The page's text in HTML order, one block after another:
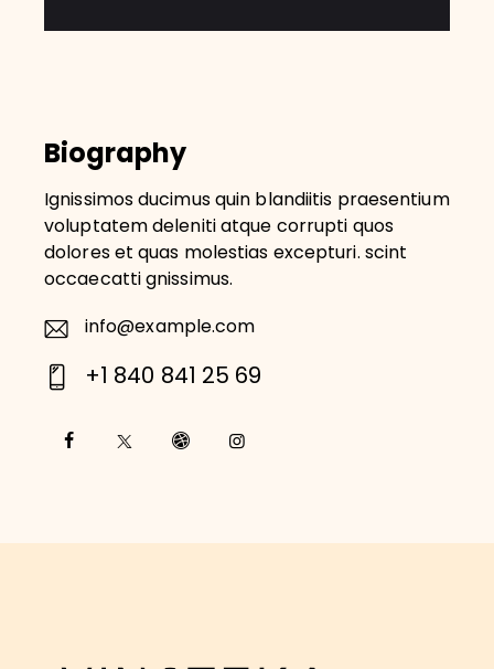
Biography
Ignissimos ducimus quin blandiitis praesentium
voluptatem deleniti atque corrupti quos
dolores et quas molestias excepturi. scint
occaecatti gnissimus.
E-
m
ail
info@example.com
o
+1 840 841 25 69